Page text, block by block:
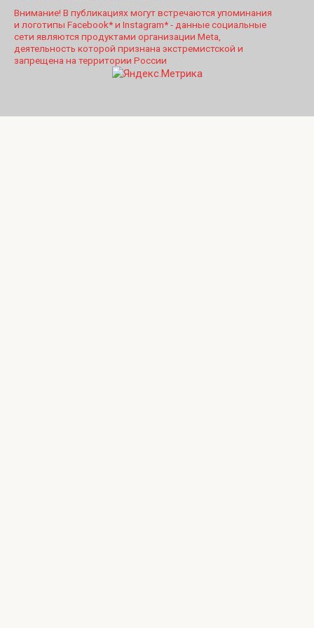
Внимание! В публикациях могут встречаются упоминания
и логотипы Facebook* и Instagram* - данные социальные
сети являются продуктами организации Meta,
деятельность которой признана экстремистской и
запрещена на территории России